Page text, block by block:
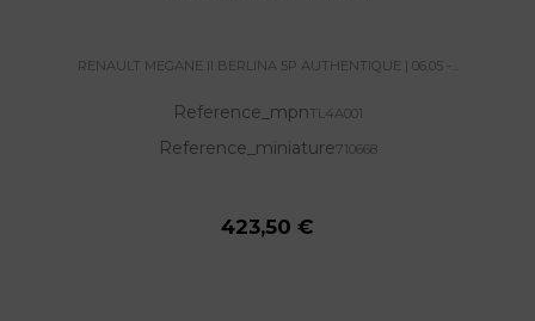
RENAULT MEGANE II BERLINA 5P AUTHENTIQUE | 06.05 -...
Reference_mpnTL4A001
Reference_miniature710668
423,50 €